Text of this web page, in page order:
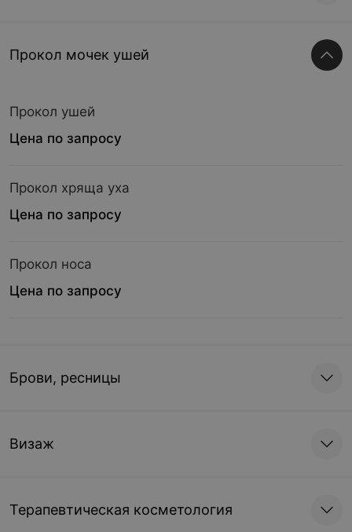
Прокол мочек ушей
Прокол ушей
Цена по запросу
Прокол хряща уха
Цена по запросу
Прокол носа
Цена по запросу
Брови, ресницы
Визаж
Терапевтическая косметология